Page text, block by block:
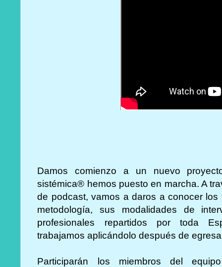
Damos comienzo a un nuevo
sistémica® hemos puesto en marcha. A
de podcast, vamos a daros a conocer
metodología, sus modalidades de
profesionales repartidos por toda
trabajamos aplicándolo después de
Participarán los miembros del